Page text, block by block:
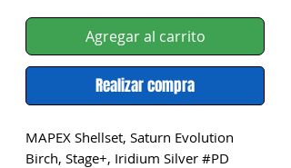
Agregar al carrito
Realizar compra
MAPEX Shellset, Saturn Evolution
Birch, Stage+, Iridium Silver #PD